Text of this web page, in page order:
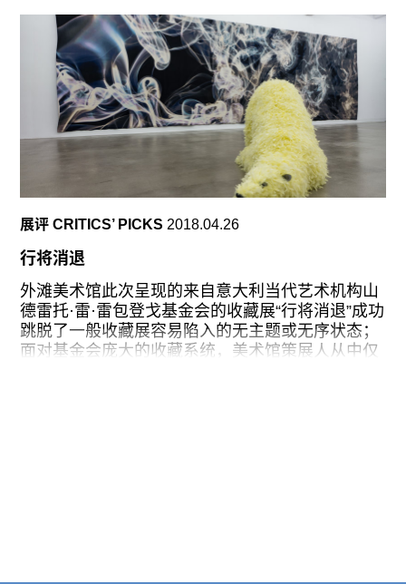
一支燃烧的香、数串从天花板垂下的串珠、水晶球
灯、一个形似哨子的钥匙与锁的组合（它们来自艺
术家这段时期在上海短居的一处住所，因其武汉身
份而被举报后被迫搬离此地），这些现成物与相关
意象暗含了某种预言或命定的意味。同时，一个开
启的扫地机器人在展厅里清扫着地板上的尘土，一
个播放着李斯特著名钢琴曲《爱之梦》第三曲的音
箱每隔15分钟后会突然停下。有关两者的构想源于
王智一在疫情爆发期间，走在这条原本熙攘的乌鲁
木齐中路的空旷街道上，看到仍有清洁工人为维护
成了献给他们及其代表的群体的“爱之歌”；然而，
时不时消声的音箱又暗自地提示我们，普罗大众在
如此的环境下总是无法过多地发声。
经过精心构思的导览图示和说明文字为观众提供了
重要的线索：这里的每一组作品都对应了一部文学
作品：开头以英国作家威廉•戈尔丁的代表作《蝇
展评 CRITICS’ PICKS 2018.04.26
行将消退
外滩美术馆此次呈现的来自意大利当代艺术机构山
德雷托·雷·雷包登戈基金会的收藏展“行将消退”成功
跳脱了一般收藏展容易陷入的无主题或无序状态；
面对基金会庞大的收藏系统，美术馆策展人从中仅